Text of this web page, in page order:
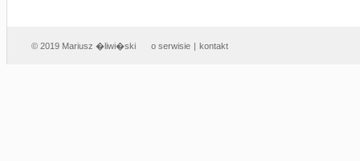
© 2019 Mariusz �liwi�ski o serwisie | kontakt